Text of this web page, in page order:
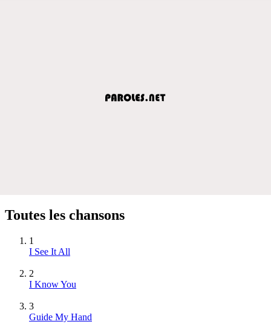
Toutes les chansons
1
I See It All
2
I Know You
3
Guide My Hand